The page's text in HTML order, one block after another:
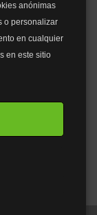
anónimas
o personalizar
en cualquier
en este sitio